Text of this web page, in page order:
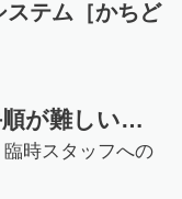
ステム［かちど
順が難しい…
時スタッフへの